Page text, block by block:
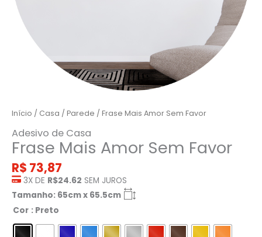
Início / Casa / Parede / Frase Mais Amor Sem Favor
Adesivo de Casa
Frase Mais Amor Sem Favor
R$ 73,87
3X DE R$24.62 SEM JUROS
Tamanho: 65cm x 65.5cm
Cor : Preto